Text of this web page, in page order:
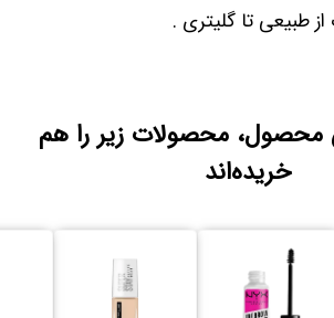
طبیعی تا گلیتری .
محصول، محصولات زیر را هم
خریده‌اند